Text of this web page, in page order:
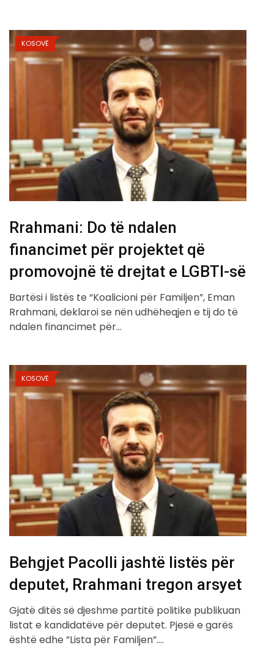
KOSOVË
Rrahmani: Do të ndalen
financimet për projektet që
promovojnë të drejtat e LGBTI-së
Bartësi i listës te “Koalicioni për Familjen”, Eman
Rrahmani, deklaroi se nën udhëheqjen e tij do të
ndalen financimet për…
KOSOVË
Behgjet Pacolli jashtë listës për
deputet, Rrahmani tregon arsyet
Gjatë ditës së djeshme partitë politike publikuan
listat e kandidatëve për deputet. Pjesë e garës
është edhe ”Lista për Familjen”.…